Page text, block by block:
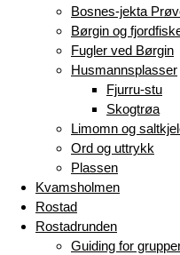
Bosnes-jekta
Børgin og
Fugler ved Børgin
Husmannsplasser
Fjurru-stu
Skogtrøa
Limomn og
Ord og uttrykk
Plassen
Kvamsholmen
Rostad
Rostadrunden
Guiding for